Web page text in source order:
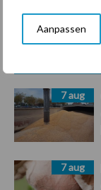
Aanpassen
Primaire
Sidebar
7 aug
7 aug